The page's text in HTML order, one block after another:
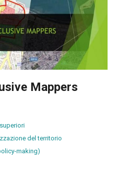
Mappers
del territorio
making)